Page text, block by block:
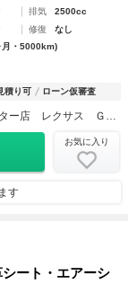
排気
2500cc
修復
なし
月・5000km)
積り可 ローン仮審査
ＣＳオートディーラー 千葉柏インター店 レクサス ＧＳ・ＧＳ－ＨＶ・ＩＳ・ＩＳ－ＨＶ 中古車専門店
お気に入り
す
ート・エアーシ